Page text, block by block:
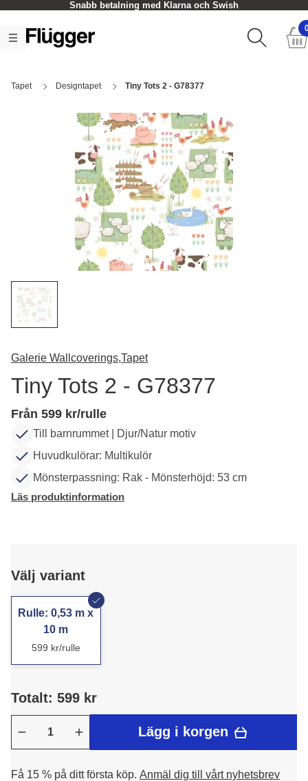
Snabb betalning med Klarna och Swish
Tapet Designtapet Tiny Tots 2 - G78377
Galerie Wallcoverings,Tapet
Tiny Tots 2 - G78377
Från 599 kr/rulle
Till barnrummet | Djur/Natur motiv
Huvudkulörar: Multikulör
Mönsterpassning: Rak - Mönsterhöjd: 53 cm
Läs produktinformation
Välj variant
Rulle: 0,53 m x
10 m
599 kr/rulle
Totalt: 599 kr
Lägg i korgen
Få 15 % på ditt första köp. Anmäl dig till vårt nyhetsbrev